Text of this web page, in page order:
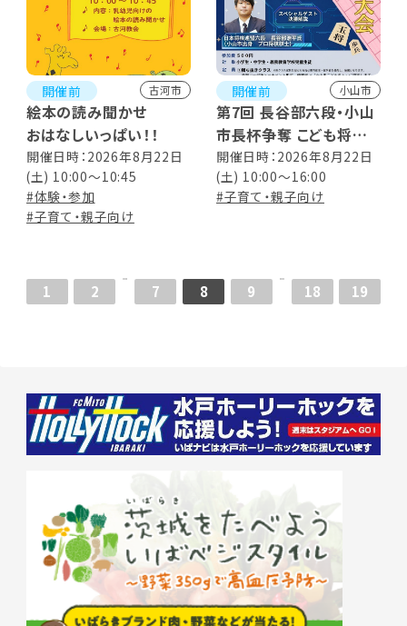
開催前 古河市
絵本の読み聞かせ
おはなしいっぱい！！
開催日時：2026年8月22日
(土) 10:00～10:45
#体験・参加
#子育て・親子向け
開催前 小山市
第7回 長谷部六段・小山
市長杯争奪 こども将棋
大会
開催日時：2026年8月22日
(土) 10:00～16:00
#子育て・親子向け
1 2 7 8 9 18 19